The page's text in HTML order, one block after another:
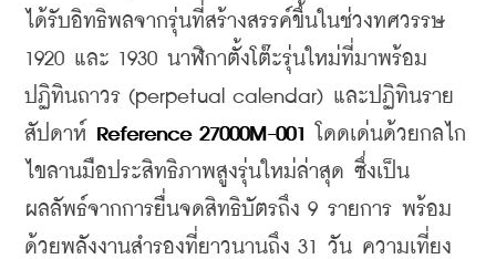
ได้รับอิทธิพลจากรุ่นที่สร้างสรรค์ขึ้นในช่วงทศวรรษ
1920 และ 1930 นาฬิกาตั้งโต๊ะรุ่นใหม่ที่มาพร้อม
ปฏิทินถาวร (perpetual calendar) และปฏิทินราย
สัปดาห์ Reference 27000M-001
โดดเด่นด้วยกลไก
ไขลานมือประสิทธิภาพสูงรุ่นใหม่ล่าสุด ซึ่งเป็น
ผลลัพธ์จากการยื่นจดสิทธิบัตรถึง 9 รายการ พร้อม
ด้วยพลังงานสำรองที่ยาวนานถึง 31 วัน ความเที่ยง